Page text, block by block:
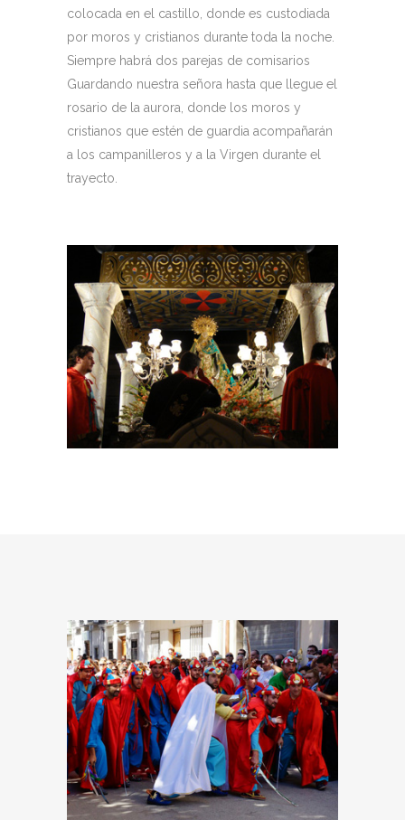
colocada en el castillo, donde es custodiada
por moros y cristianos durante toda la noche.
Siempre habrá dos parejas de comisarios
Guardando nuestra señora hasta que llegue el
rosario de la aurora, donde los moros y
cristianos que estén de guardia acompañarán
a los campanilleros y a la Virgen durante el
trayecto.